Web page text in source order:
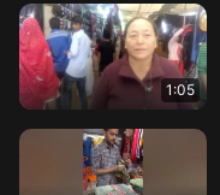
1:05